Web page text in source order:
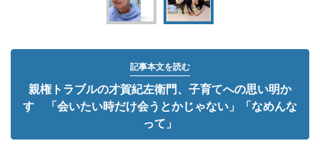
記事本文を読む
親権トラブルの才賀紀左衛門、子育てへの思い明か
す 「会いたい時だけ会うとかじゃない」「なめんな
って」